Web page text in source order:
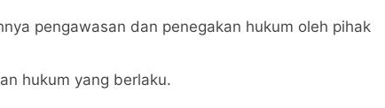
pengawasan dan penegakan hukum oleh pihak
hukum yang berlaku.